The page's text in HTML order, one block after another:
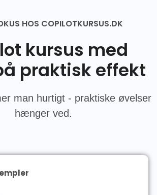
HOS COPILOTKURSUS.DK
kursus med
praktisk effekt
man hurtigt - praktiske øvelser
hænger ved.